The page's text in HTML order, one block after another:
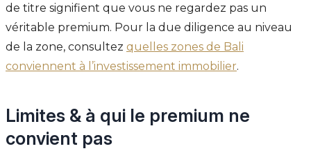
de titre signifient que vous ne regardez pas un
véritable premium. Pour la due diligence au niveau
de la zone, consultez quelles zones de Bali
conviennent à l’investissement immobilier.
Limites & à qui le premium ne
convient pas